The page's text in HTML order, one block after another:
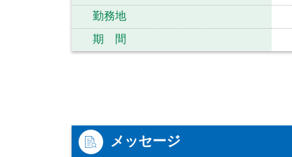
勤務地
期 間
メッセージ